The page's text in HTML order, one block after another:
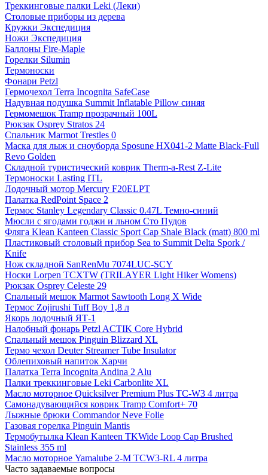
Треккинговые палки Leki (Леки)
Столовые приборы из дерева
Кружки Экспедиция
Ножи Экспедиция
Баллоны Fire-Maple
Горелки Silumin
Термоноски
Фонари Petzl
Гермочехол Terra Incognita SafeCase
Надувная подушка Summit Inflatable Pillow синяя
Гермомешок Tramp прозрачный 100L
Рюкзак Osprey Stratos 24
Спальник Marmot Trestles 0
Маска для лыж и сноуборда Sposune HX041-2 Matte Black-Full
Revo Golden
Складной туристический коврик Therm-a-Rest Z-Lite
Термоноски Lasting ITL
Лодочный мотор Mercury F20ELPT
Палатка RedPoint Space 2
Термос Stanley Legendary Classic 0.47L Темно-синий
Мюсли с ягодами годжи и льном Сто Пудов
Фляга Klean Kanteen Classic Sport Cap Shale Black (matt) 800 ml
Пластиковый столовый прибор Sea to Summit Delta Spork /
Knife
Нож складной SanRenMu 7074LUC-SCY
Носки Lorpen TCXTW (TRILAYER Light Hiker Womens)
Рюкзак Osprey Celeste 29
Спальный мешок Marmot Sawtooth Long X Wide
Термос Zojirushi Tuff Boy 1,8 л
Якорь лодочный ЯТ-1
Налобный фонарь Petzl ACTIK Core Hybrid
Спальный мешок Pinguin Blizzard XL
Термо чехол Deuter Streamer Tube Insulator
Облепиховый напиток Харчи
Палатка Terra Incognita Andina 2 Alu
Палки треккинговые Leki Carbonlite XL
Масло моторное Quicksilver Premium Plus TC-W3 4 литра
Самонадувающийся коврик Tramp Comfort+ 70
Лыжные брюки Commandor Neve Folie
Газовая горелка Pinguin Mantis
Термобутылка Klean Kanteen TKWide Loop Cap Brushed
Stainless 355 ml
Масло моторное Yamalube 2-M TCW3-RL 4 литра
Часто задаваемые вопросы